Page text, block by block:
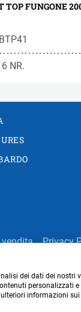
TOP FUNGONE
NR.
Privacy
impostazioni dei
dei dati dei nostri
personalizzati
informazioni